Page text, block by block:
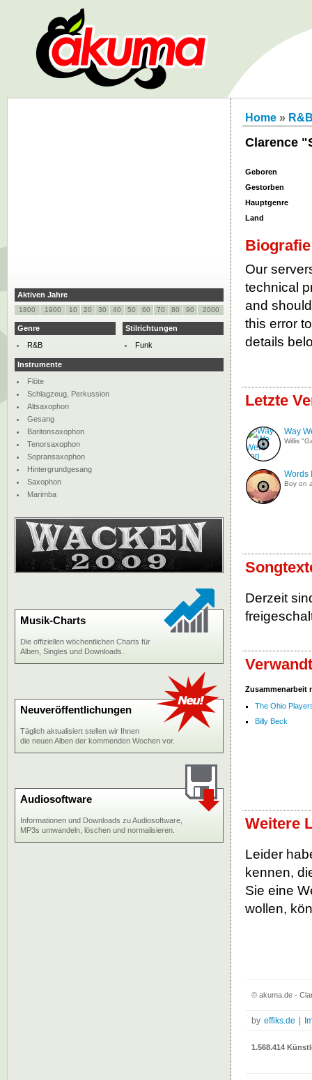
Home »
Clarence
Geboren
Gestorben
Hauptgenre
Land
Biografie
Our
technical
and
this error
details
Letzte
Way
Willis
Words
Boy on
Derzeit
Zusammenarbeit
The Ohio
Billy Beck
Weitere
Leider
kennen,
Sie eine
wollen,
Aktiven Jahre
1800 1900 10 20 30 40 50 60 70 80 90 2000
Genre
R&B
Stilrichtungen
Funk
Instrumente
Flöte
Schlagzeug, Perkussion
Altsaxophon
Gesang
Baritonsaxophon
Tenorsaxophon
Sopransaxophon
Hintergrundgesang
Saxophon
Marimba
Musik-Charts
Die offiziellen wöchentlichen Charts für
Alben, Singles und Downloads.
Neuveröffentlichungen
Täglich aktualisiert stellen wir Ihnen
die neuen Alben der kommenden Wochen vor.
Audiosoftware
Informationen und Downloads zu Audiosoftware,
MP3s umwandeln, löschen und normalisieren.
© akuma.de -
by effiks.de
1.568.414